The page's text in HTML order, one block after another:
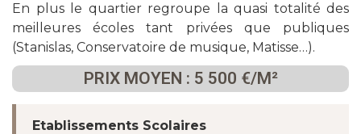
En plus le quartier regroupe la quasi totalité des
meilleures écoles tant privées que publiques
(Stanislas, Conservatoire de musique, Matisse…).
PRIX MOYEN : 5 500 €/M²
Etablissements Scolaires